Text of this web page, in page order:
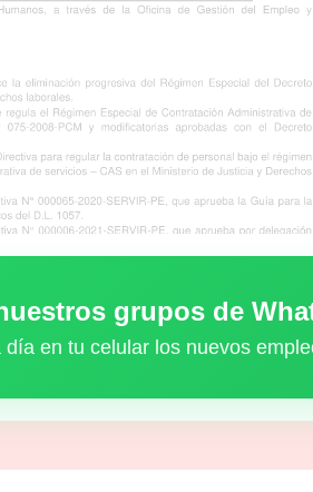
grupos de
día en tu celular los nuevos